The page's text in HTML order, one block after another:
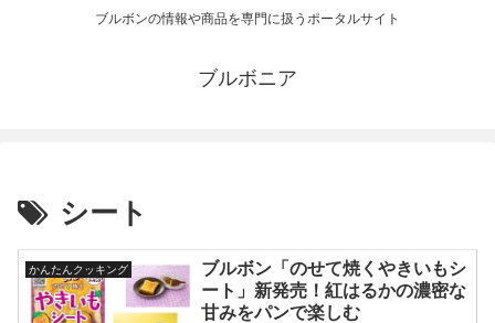
ブルボンの情報や商品を専門に扱うポータルサイト
ブルボニア
シート
かんたんクッキング
ブルボン「のせて焼くやきいもシ
ート」新発売！紅はるかの濃密な
甘みをパンで楽しむ